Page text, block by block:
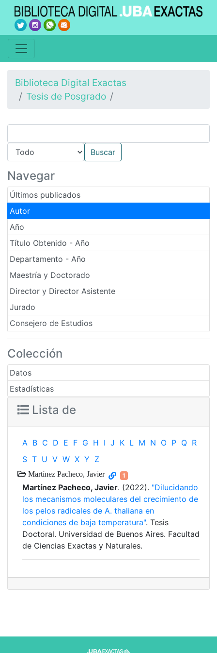
Biblioteca Digital Exactas
Tesis de Posgrado
Navegar
Últimos publicados
Autor
Año
Título Obtenido - Año
Departamento - Año
Maestría y Doctorado
Director y Director Asistente
Jurado
Consejero de Estudios
Colección
Datos
Estadísticas
Lista de
A B C D E F G H I J K L M N O P Q R
S T U V W X Y Z
Martínez Pacheco, Javier 1
Martínez Pacheco, Javier. (2022). "Dilucidando
los mecanismos moleculares del crecimiento de
los pelos radicales de A. thaliana en
condiciones de baja temperatura". Tesis
Doctoral. Universidad de Buenos Aires. Facultad
de Ciencias Exactas y Naturales.